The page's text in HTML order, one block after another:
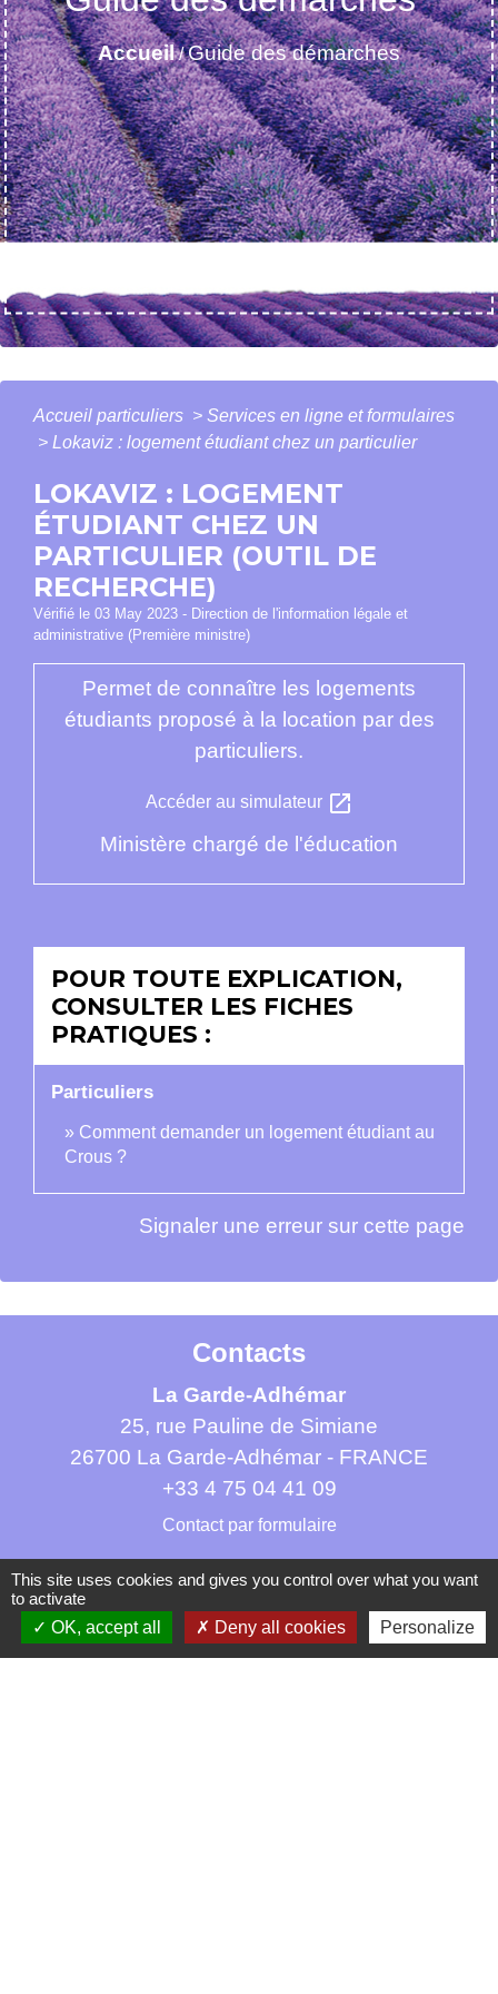
Accueil/Guide des démarches
Accueil particuliers > Services en ligne et formulaires
> Lokaviz : logement étudiant chez un particulier
LOKAVIZ : LOGEMENT
ÉTUDIANT CHEZ UN
PARTICULIER (OUTIL DE
RECHERCHE)
Vérifié le 03 May 2023 - Direction de l'information légale et
administrative (Première ministre)
Permet de connaître les logements
étudiants proposé à la location par des
particuliers.
Accéder au simulateur open_in_new
Ministère chargé de l'éducation
POUR TOUTE EXPLICATION,
CONSULTER LES FICHES
PRATIQUES :
Particuliers
Comment demander un logement étudiant au
Crous ?
Signaler une erreur sur cette page
Contacts
La Garde-Adhémar
25, rue Pauline de Simiane
26700 La Garde-Adhémar - FRANCE
+33 4 75 04 41 09
Contact par formulaire
This site uses cookies and gives you control over what you want
to activate
OK, accept all
Deny all cookies Personalize